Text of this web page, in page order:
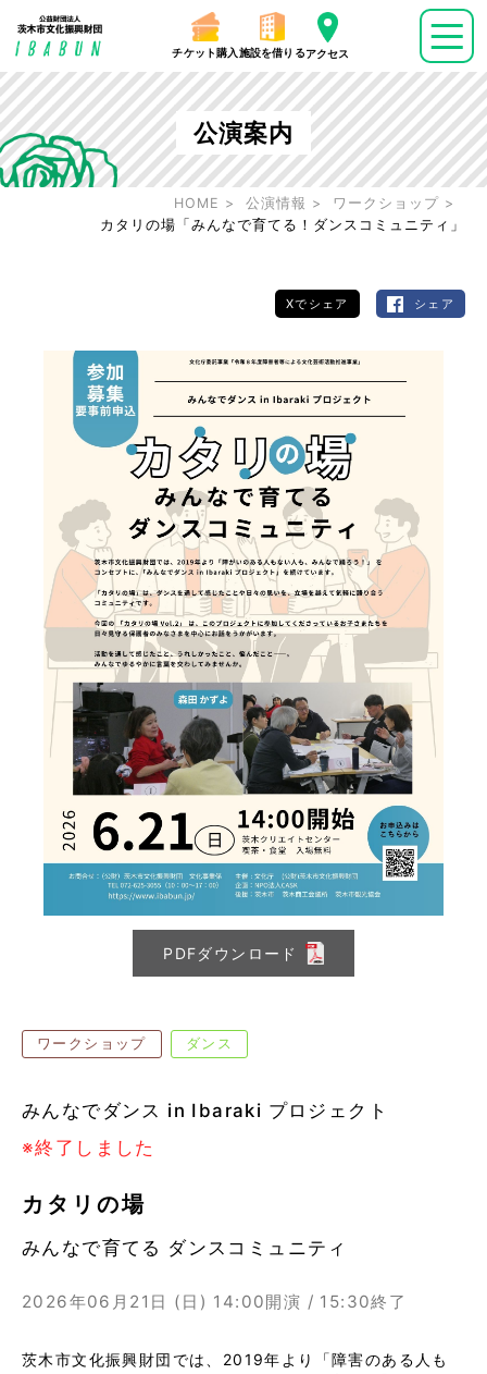
チケット購入 施設を借りるアクセス
公演案内
HOME 公演情報
ワークショップ
カタリの場「みんなで育てる！ダンスコミュニティ」
Xでシェア シェア
PDFダウンロード
ワークショップ ダンス
みんなでダンス in Ibaraki プロジェクト
※終了しました
カタリの場
みんなで育てる ダンスコミュニティ
2026年06月21日 (日) 14:00開演 / 15:30終了
茨木市文化振興財団では、2019年より「障害のある人も